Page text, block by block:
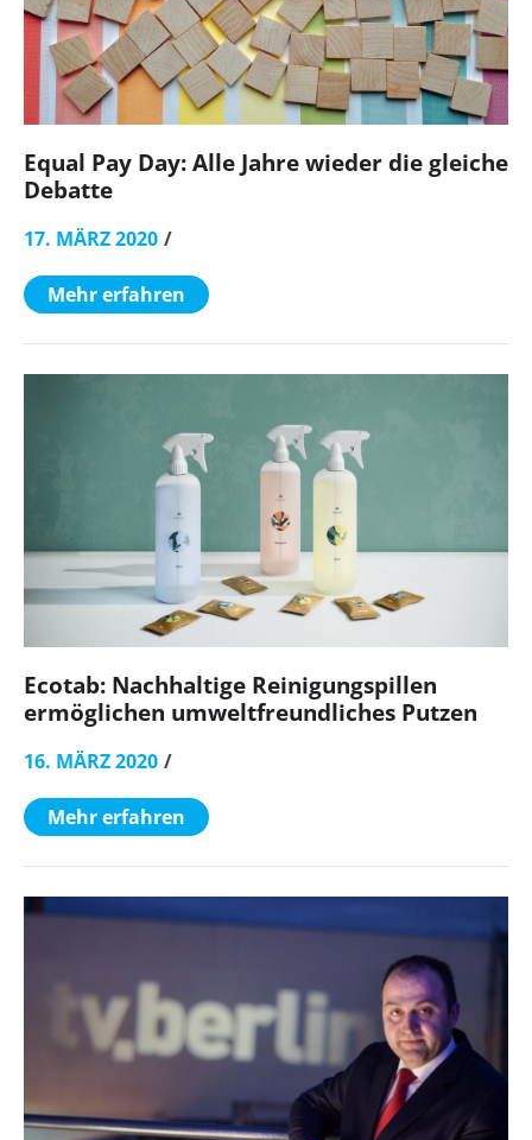
Equal Pay Day: Alle Jahre wieder die gleiche
Debatte
17. MÄRZ 2020
Mehr erfahren
Ecotab: Nachhaltige Reinigungspillen
ermöglichen umweltfreundliches Putzen
16. MÄRZ 2020
Mehr erfahren